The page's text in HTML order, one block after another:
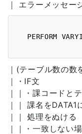
｜ エラーメッセー
｜(テーブル数の数
｜・IF文
｜｜・課コードと
｜｜ 課名をDATA1
｜｜ 処理をぬける
｜｜・一致しない